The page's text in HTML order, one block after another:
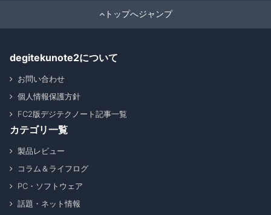
トップへジャンプ
degitekunote2について
お問い合わせ
個人情報保護方針
FC2版デジテクノート記事一覧
カテゴリ一覧
製品レビュー
コラム＆ライフログ
PC・ソフトウェア
話題・ネット情報